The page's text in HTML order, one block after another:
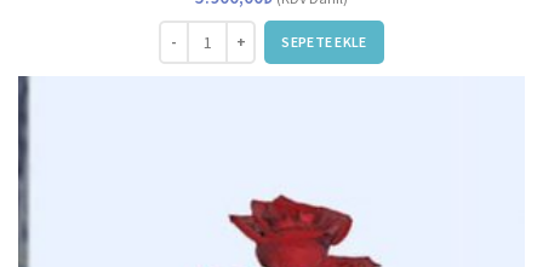
Siyah Kare Kutuda Güller adet
SEPETE EKLE